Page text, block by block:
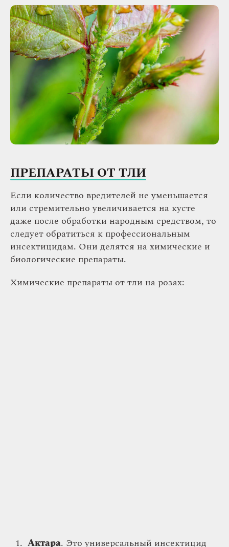
ПРЕПАРАТЫ ОТ ТЛИ
Если количество вредителей не уменьшается
или стремительно увеличивается на кусте
даже после обработки народным средством, то
следует обратиться к профессиональным
инсектицидам. Они делятся на химические и
биологические препараты.
Химические препараты от тли на розах:
Актара. Это универсальный инсектицид